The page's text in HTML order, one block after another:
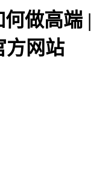
做高端 |
方网站